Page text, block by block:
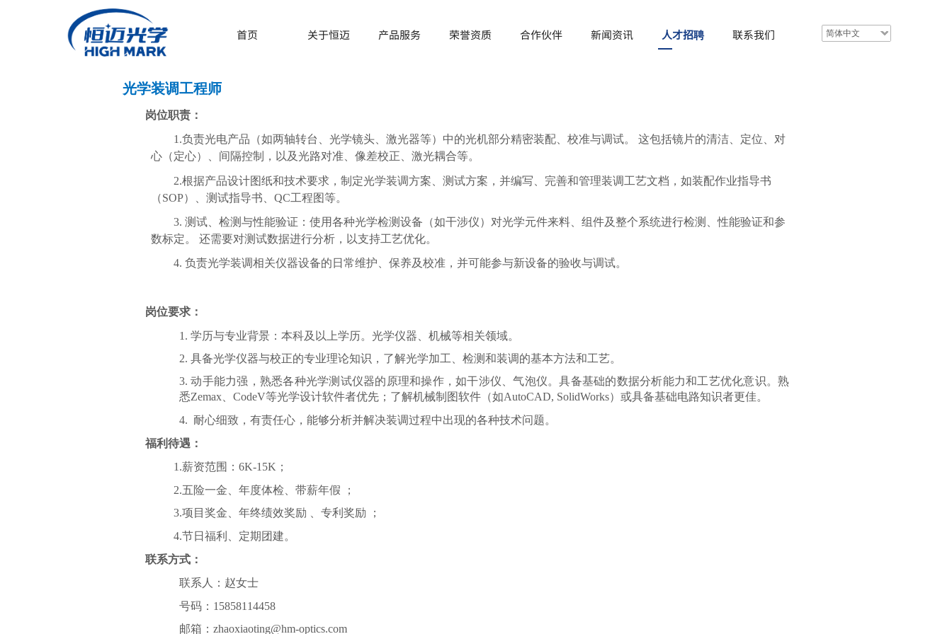
首页 关于恒迈 产品服务 荣誉资质 合作伙伴 新闻资讯 人才招聘 联系我们 简体中文
光学装调工程师
岗位职责：
1.负责光电产品（如两轴转台、光学镜头、激光器等）中的光机部分精密装配、校准与调试。 这包括镜片的清洁、定位、对
心（定心）、间隔控制，以及光路对准、像差校正、激光耦合等。
2.根据产品设计图纸和技术要求，制定光学装调方案、测试方案，并编写、完善和管理装调工艺文档，如装配作业指导书
（SOP）、测试指导书、QC工程图等。
3. 测试、检测与性能验证：使用各种光学检测设备（如干涉仪）对光学元件来料、组件及整个系统进行检测、性能验证和参
数标定。 还需要对测试数据进行分析，以支持工艺优化。
4. 负责光学装调相关仪器设备的日常维护、保养及校准，并可能参与新设备的验收与调试。
岗位要求：
1. 学历与专业背景： 本科及以上学历。光学仪器、机械等相关领域。
2. 具备光学仪器与校正的专业理论知识，了解光学加工、检测和装调的基本方法和工艺。
3. 动手能力强 ， 熟悉各种光学测试仪器的原理和操作，如干涉仪 、气泡仪。具备基础的数据分析能力和工艺优化意识。熟
悉Zemax、CodeV等光学设计软件者优先；了解机械制图软件（如AutoCAD, SolidWorks）或具备基础电路知识者更佳。
4. 耐心细致，有责任心 ， 能够分析并解决装调过程中出现的各种技术问题。
福利待遇：
1.薪资范围： 6K-15K ；
2.五险一金、年度体检、带薪年假
；
3.项目奖金、年终绩效奖励 、专利奖励
；
4.节日福利、定期团建。
联系方式：
联系人：赵女士
号码： 15858114458
邮箱： zhaoxiaoting@hm-optics.com